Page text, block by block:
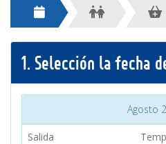
1. Selección la fecha
Agosto
Salida